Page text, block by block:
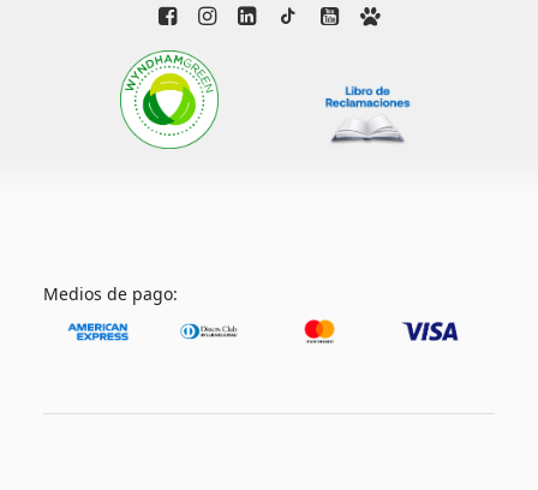
Medios de pago: